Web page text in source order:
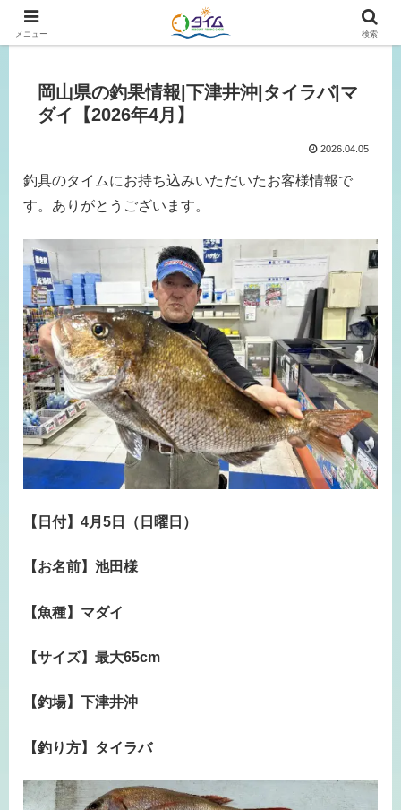
広島、岡山の釣り情報はタイムにおまかせ！
岡山県の釣果情報|下津井沖|タイラバ|マ
ダイ【2026年4月】
2026.04.05
釣具のタイムにお持ち込みいただいたお客様情報で
す。ありがとうございます。
【日付】4月5 日（日曜日）
【お名前】池田様
【魚種】マダイ
【サイズ】最大65cm
【釣場】下津井沖
【釣り方】タイラバ
メニュー 検索